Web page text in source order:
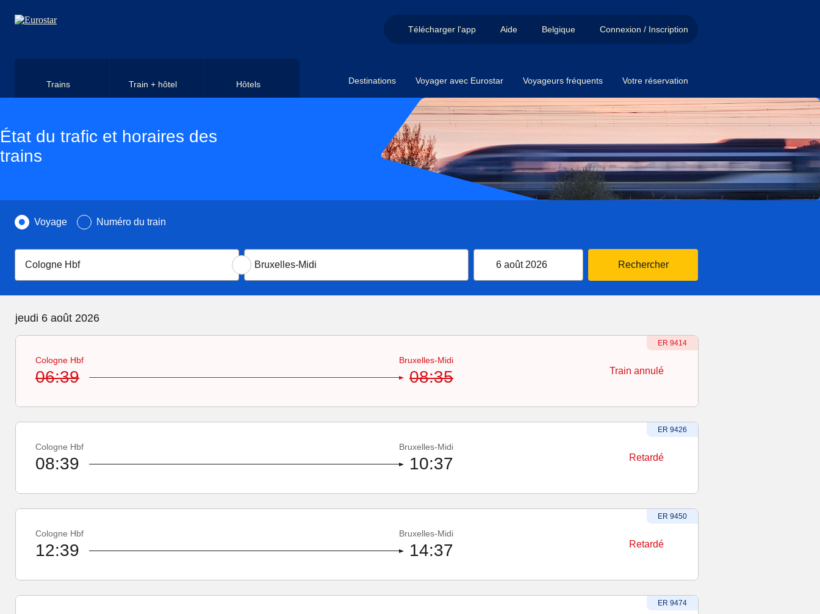
Télécharger l'app Aide Belgique Connexion / Inscription
Trains Train + hôtel Hôtels Destinations Voyager avec Eurostar Voyageurs fréquents Votre réservation
État du trafic et horaires des
trains
Recherchez par
Voyage Numéro du train
6 août 2026Ouvrir le calendrierRechercher
jeudi 6 août 2026
Numéro du train
ER 9414-
Cologne Hbf Bruxelles-Midi
06:39 08:35 Train annulé
Numéro du train
ER 9426
Cologne Hbf Bruxelles-Midi
08:39 10:37 Retardé
Numéro du train
ER 9450-
Cologne Hbf Bruxelles-Midi
12:39 14:37 Retardé
Numéro du train
ER 9474-